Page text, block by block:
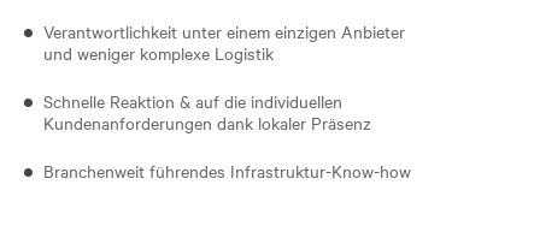
Verantwortlichkeit unter einem einzigen Anbieter
und weniger komplexe Logistik
Schnelle Reaktion & auf die individuellen
Kundenanforderungen dank lokaler Präsenz
Branchenweit führendes Infrastruktur-Know-how